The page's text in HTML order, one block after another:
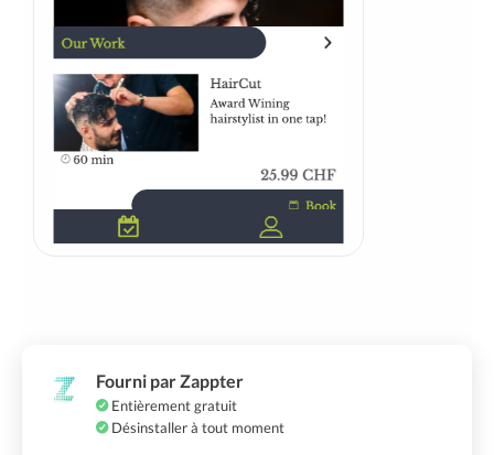
Fourni par Zappter
Entièrement gratuit
Désinstaller à tout moment